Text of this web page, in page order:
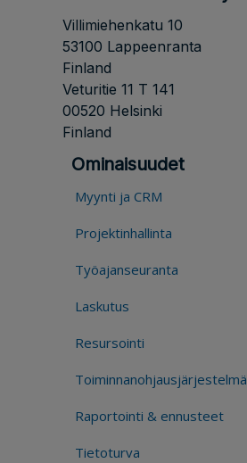
Villimiehenkatu 10
53100 Lappeenranta
Finland
Veturitie 11 T 141
00520 Helsinki
Finland
Ominaisuudet
Myynti ja CRM
Projektinhallinta
Työajanseuranta
Laskutus
Resursointi
Toiminnanohjausjärjestelmä
Raportointi & ennusteet
Tietoturva